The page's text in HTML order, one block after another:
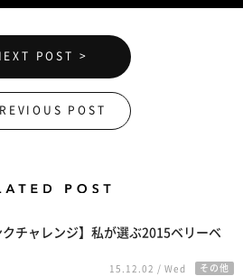
POST >
POST
クチャレンジ】私が選ぶ2015ベリーベ
15.12.02 / Wed その他